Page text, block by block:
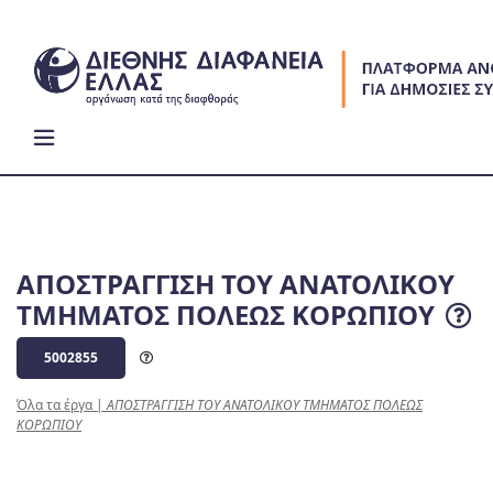
content
ΑΠΟΣΤΡΑΓΓΙΣΗ ΤΟΥ ΑΝΑΤΟΛΙΚΟΥ
ΤΜΗΜΑΤΟΣ ΠΟΛΕΩΣ ΚΟΡΩΠΙΟΥ
5002855
Όλα τα έργα|ΑΠΟΣΤΡΑΓΓΙΣΗ ΤΟΥ ΑΝΑΤΟΛΙΚΟΥ ΤΜΗΜΑΤΟΣ ΠΟΛΕΩΣ
ΚΟΡΩΠΙΟΥ